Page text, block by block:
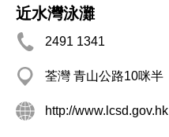
近水灣泳灘
2491 1341
荃灣 青山公路10咪半
http://www.lcsd.gov.hk